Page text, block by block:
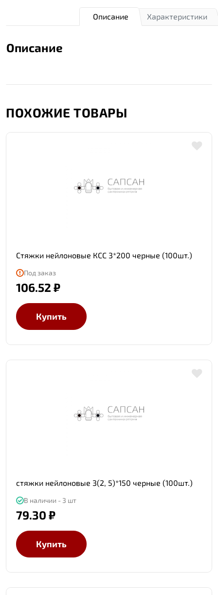
Характеристики
Описание
Описание
ПОХОЖИЕ ТОВАРЫ
Стяжки нейлоновые КСС 3*200 черные (100шт.)
Под заказ
106.52 ₽
Купить
стяжки нейлоновые 3(2, 5)*150 черные (100шт.)
В наличии - 3 шт
79.30 ₽
Купить